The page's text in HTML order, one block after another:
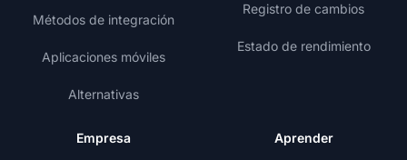
Métodos de integración
Aplicaciones móviles
Alternativas
Registro de cambios
Estado de rendimiento
Empresa Aprender